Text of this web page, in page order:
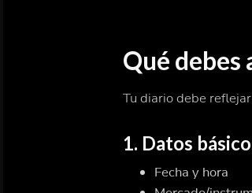
Qué
Tu diario debe
1. Datos
Fecha y hora